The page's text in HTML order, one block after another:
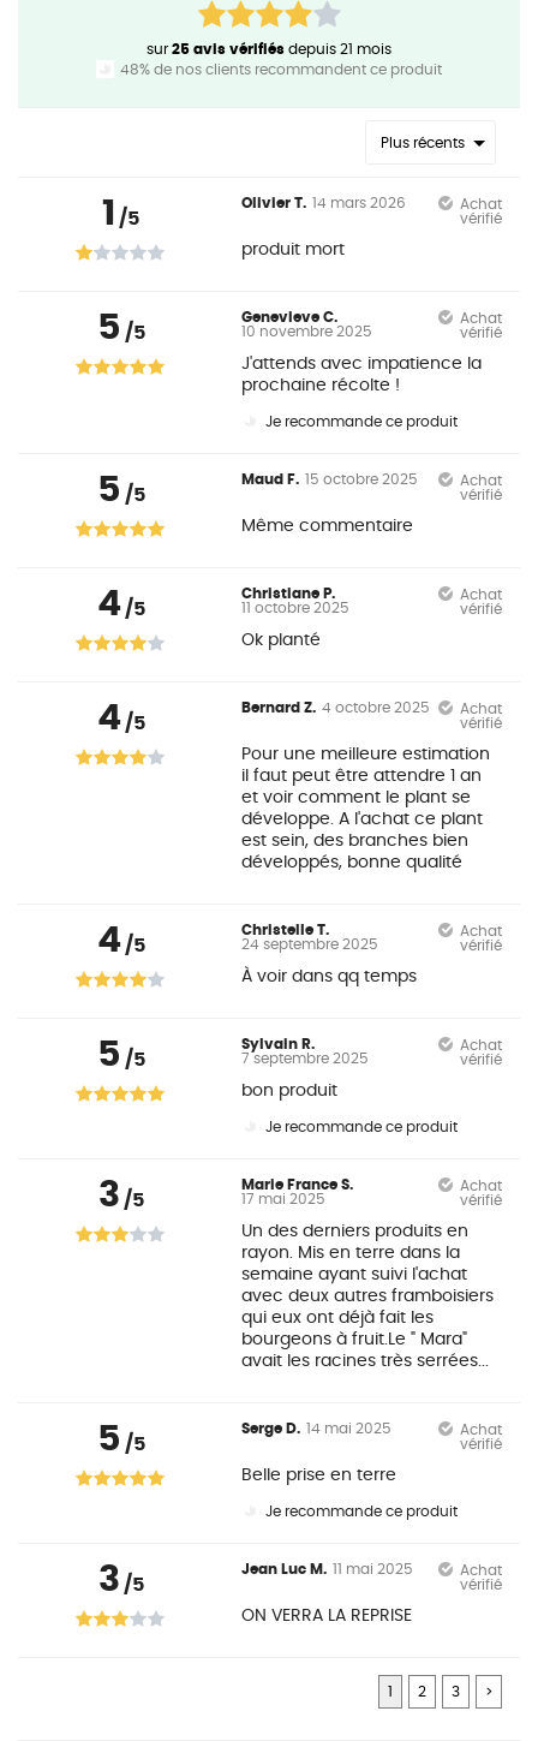
sur25 avis vérifiés depuis 21 mois
48% de nos clients recommandent ce produit
Plus récents
1 /5
Olivier T. 14 mars 2026
Achat
vérifié
produit mort
5 /5
Genevieve C.
10 novembre 2025
Achat
vérifié
J'attends avec impatience la
prochaine récolte !
Je recommande ce produit
5 /5
Maud F. 15 octobre 2025
Achat
vérifié
Même commentaire
4/5
Christiane P.
11 octobre 2025
Achat
vérifié
Ok planté
4/5
Bernard Z. 4 octobre 2025
Achat
vérifié
Pour une meilleure estimation
il faut peut être attendre 1 an
et voir comment le plant se
développe. A l'achat ce plant
est sein, des branches bien
développés, bonne qualité
4/5
Christelle T.
24 septembre 2025
Achat
vérifié
À voir dans qq temps
5 /5
Sylvain R.
7 septembre 2025
Achat
vérifié
bon produit
Je recommande ce produit
3 /5
Marie France S.
17 mai 2025
Achat
vérifié
Un des derniers produits en
rayon. Mis en terre dans la
semaine ayant suivi l'achat
avec deux autres framboisiers
qui eux ont déjà fait les
bourgeons à fruit.Le " Mara"
avait les racines très serrées...
5 /5
Serge D. 14 mai 2025
Achat
vérifié
Belle prise en terre
Je recommande ce produit
3 /5
Jean Luc M. 11 mai 2025
Achat
vérifié
ON VERRA LA REPRISE
1 2 3 >